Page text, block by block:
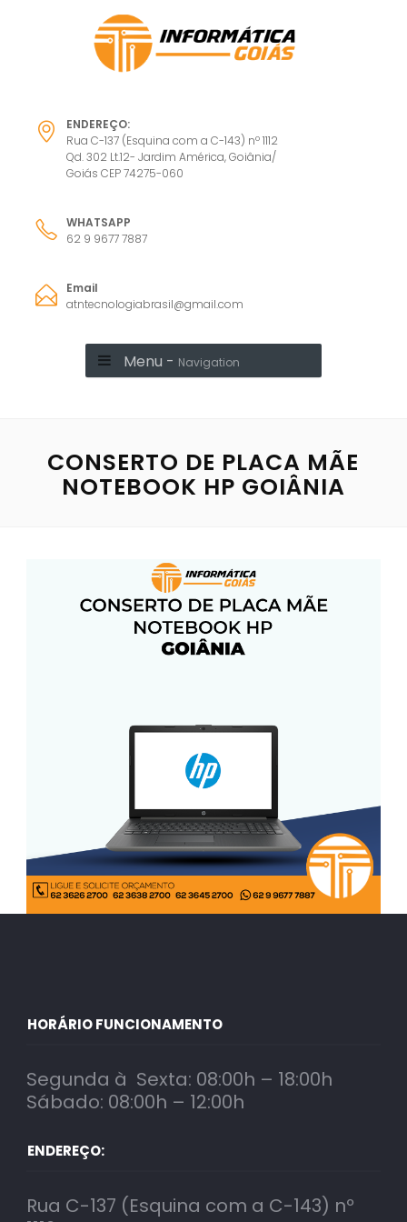
ENDEREÇO:
Rua C-137 (Esquina com a C-143) nº 1112
Qd. 302 Lt.12- Jardim América, Goiânia/
Goiás CEP 74275-060
WHATSAPP
62 9 9677 7887
Email
atntecnologiabrasil@gmail.com
Menu - Navigation
CONSERTO DE PLACA MÃE
NOTEBOOK HP GOIÂNIA
HORÁRIO FUNCIONAMENTO
Segunda à Sexta: 08:00h – 18:00h
Sábado: 08:00h – 12:00h
ENDEREÇO:
Rua C-137 (Esquina com a C-143) nº